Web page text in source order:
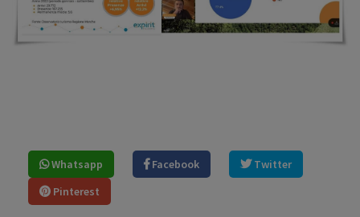
Whatsapp Facebook
Twitter
Pinterest